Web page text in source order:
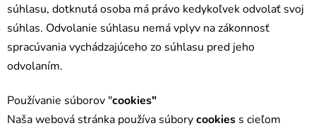
súhlasu, dotknutá osoba má právo kedykoľvek odvolať svoj
súhlas. Odvolanie súhlasu nemá vplyv na zákonnosť
spracúvania vychádzajúceho zo súhlasu pred jeho
odvolaním.
Používanie súborov "cookies"
Naša webová stránka používa súborycookies s cieľom